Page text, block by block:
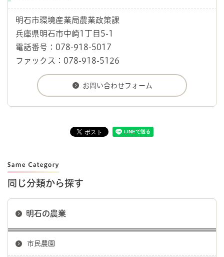
明石市環境産業局農業政策課
兵庫県明石市中崎1丁目5-1
電話番号：078-918-5017
ファックス：078-918-5126
同じ分類から探す
明石の農業
市民農園